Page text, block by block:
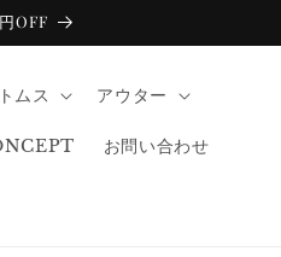
OFF
ムス アウター
お問い合わせ